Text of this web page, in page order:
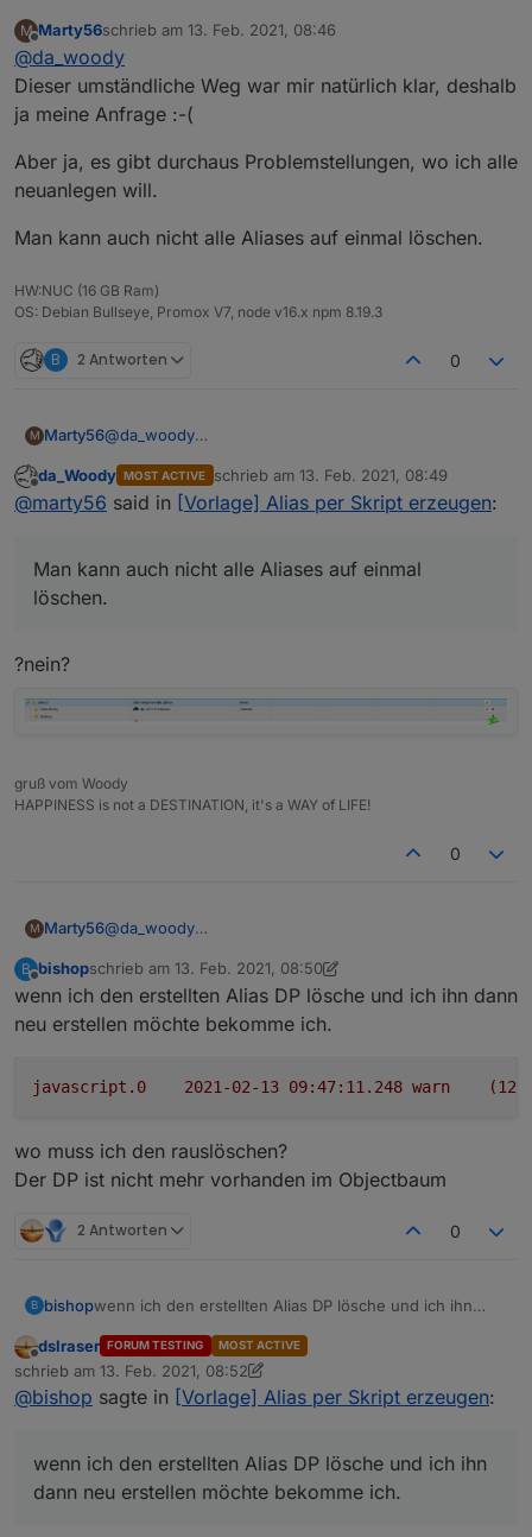
es aus dem objektbaum und leg es neu an. das
kann man auch mit 5, oder 10 machen. wo ist da das
problem? im script müsstest du ja auch angeben
welchen alias du löschen möchtest...
M
Offline
Marty56schrieb am 13. Feb. 2021, 08:46
zuletzt editiert von
@da_woody
Dieser umständliche Weg war mir natürlich klar, deshalb
ja meine Anfrage :-(
Aber ja, es gibt durchaus Problemstellungen, wo ich alle
neuanlegen will.
Man kann auch nicht alle Aliases auf einmal löschen.
HW:NUC (16 GB Ram)
OS: Debian Bullseye, Promox V7, node v16.x npm 8.19.3
B 2 Antworten 0
M Marty56@da_woody
deshalb ja meine Anfrage :-(
Aber ja, es gibt durchaus Problemstellungen, wo ich
alle neuanlegen will.
Offline
da_Woody MOST ACTIVE schrieb am 13. Feb. 2021, 08:49
zuletzt editiert von
@marty56 said in [Vorlage] Alias per Skript erzeugen:
Man kann auch nicht alle Aliases auf einmal
löschen.
?nein?
gruß vom Woody
HAPPINESS is not a DESTINATION, it's a WAY of LIFE!
0
M Marty56@da_woody
deshalb ja meine Anfrage :-(
Aber ja, es gibt durchaus Problemstellungen, wo ich
alle neuanlegen will.
Man kann auch nicht alle Aliases auf einmal löschen.
B
Offline
bishopschrieb am 13. Feb. 2021, 08:50
zuletzt editiert von bishop
wenn ich den erstellten Alias DP lösche und ich ihn dann
neu erstellen möchte bekomme ich.
javascript.0 warn
wo muss ich den rauslöschen?
Der DP ist nicht mehr vorhanden im Objectbaum
2 Antworten 0
B bishopwenn ich den erstellten Alias DP lösche und ich ihn
wo muss ich den rauslöschen?
Der DP ist nicht mehr vorhanden im Objectbaum
Offline
dslraser FORUM TESTING MOST ACTIVE
schrieb am 13. Feb. 2021, 08:52
zuletzt editiert von dslraser
@bishop sagte in [Vorlage] Alias per Skript erzeugen:
wenn ich den erstellten Alias DP lösche und ich ihn
dann neu erstellen möchte bekomme ich.